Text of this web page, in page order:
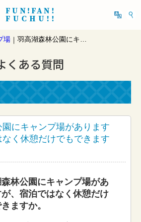
FUN!FAN!
FUCHU!!
場 ｜ 羽高湖森林公園にキャンプ場がありますが、宿泊ではなく休憩だけでもできますか。
くある質問
にキャンプ場があります
く休憩だけでもできます
林公園にキャンプ場があ
が、宿泊ではなく休憩だけ
ますか。